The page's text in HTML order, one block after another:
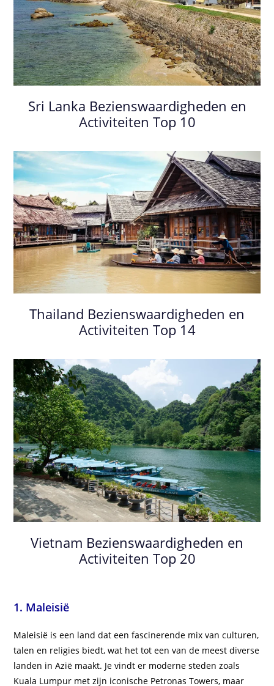
Sri Lanka Bezienswaardigheden en
Activiteiten Top 10
Thailand Bezienswaardigheden en
Activiteiten Top 14
Vietnam Bezienswaardigheden en
Activiteiten Top 20
1. Maleisië
Maleisië is een land dat een fascinerende mix van culturen,
talen en religies biedt, wat het tot een van de meest diverse
landen in Azië maakt. Je vindt er moderne steden zoals
Kuala Lumpur met zijn iconische Petronas Towers, maar